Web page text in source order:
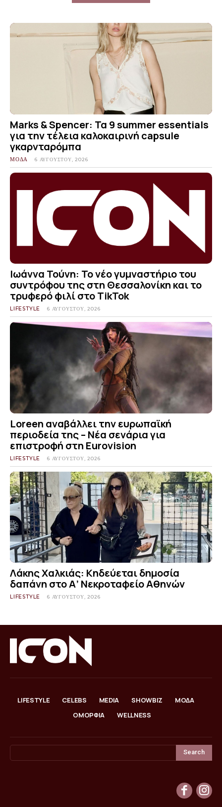
Marks & Spencer: Τα 9 summer essentials
για την τέλεια καλοκαιρινή capsule
γκαρνταρόμπα
ΜΟΔΑ 6 ΑΥΓΟΎΣΤΟΥ, 2026
Ιωάννα Τούνη: Το νέο γυμναστήριο του
συντρόφου της στη Θεσσαλονίκη και το
τρυφερό φιλί στο TikTok
LIFESTYLE 6 ΑΥΓΟΎΣΤΟΥ, 2026
Loreen αναβάλλει την ευρωπαϊκή
περιοδεία της – Νέα σενάρια για
επιστροφή στη Eurovision
LIFESTYLE 6 ΑΥΓΟΎΣΤΟΥ, 2026
Λάκης Χαλκιάς: Κηδεύεται δημοσία
δαπάνη στο Α’ Νεκροταφείο Αθηνών
LIFESTYLE 6 ΑΥΓΟΎΣΤΟΥ, 2026
LIFESTYLE CELEBS MEDIA SHOWBIZ
ΜΟΔΑ
ΟΜΟΡΦΙΑ
WELLNESS
Search